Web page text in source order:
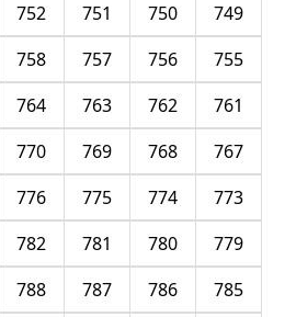
749
750
751
752
755
756
757
758
761
762
763
764
767
768
769
770
773
774
775
776
779
780
781
782
785
786
787
788